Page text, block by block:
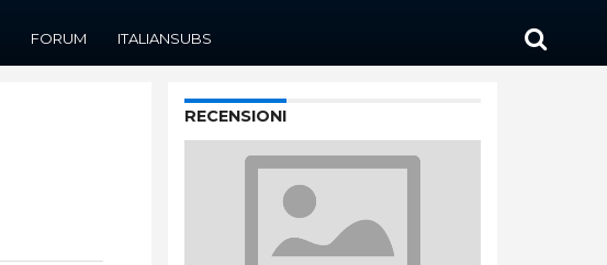
FORUM ITALIANSUBS
RECENSIONI